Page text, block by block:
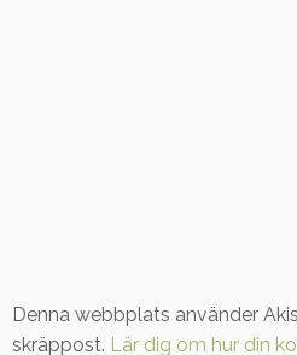
Denna webbplats använder
skräppost. Lär dig om hur din